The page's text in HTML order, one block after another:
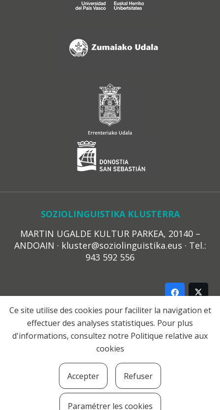
SOZIOLINGUISTIKA KLUSTERRA
MARTIN UGALDE KULTUR PARKEA, 20140 –
ANDOAIN · kluster@soziolinguistika.eus · Tel.:
943 592 556
LEGE OHARRA
PRIBATUTASUN POLITIKA
COOKIE-EN POLITIKA
© 2021 Soziolinguistika Klusterra
Ce site utilise des cookies pour faciliter la navigation et
effectuer des analyses statistiques. Pour plus
d'informations, consultez notre Politique relative aux
cookies
Accepter Refuser
Paramétrer les cookies